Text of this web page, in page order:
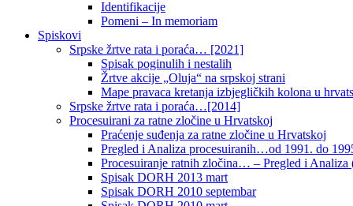
Identifikacije
Pomeni – In memoriam
Spiskovi
Srpske žrtve rata i poraća… [2021]
Spisak poginulih i nestalih
Žrtve akcije „Oluja“ na srpskoj strani
Mape pravaca kretanja izbjegličkih kolona u
Srpske žrtve rata i poraća…[2014]
Procesuirani za ratne zločine u Hrvatskoj
Praćenje suđenja za ratne zločine u Hrvatskoj
Pregled i Analiza procesuiranih…od 1991. do
Procesuiranje ratnih zločina… – Pregled i Analiza
Spisak DORH 2013 mart
Spisak DORH 2010 septembar